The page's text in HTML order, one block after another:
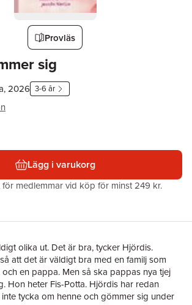
Provläs
sig
2026 3-6 år
Lägg i varukorg
för medlemmar vid köp för minst 249 kr.
olika ut. Det är bra, tycker Hjördis.
att det är väldigt bra med en familj som
en pappa. Men så ska pappas nya tjej
Hon heter Fis-Potta. Hjördis har redan
tycka om henne och gömmer sig under